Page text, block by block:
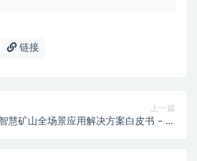
链接
上一篇
慧矿山全场景应用解决方案白皮书 – 全